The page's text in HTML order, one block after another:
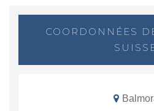
COORDONNÉES